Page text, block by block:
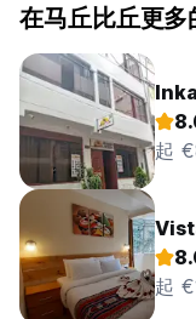
在马丘比丘更多
起
起